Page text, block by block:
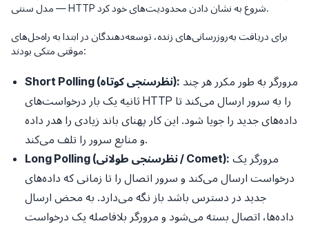
— مدل سنتی HTTP شروع به نشان دادن محدودیت‌های خود کرد.
برای دریافت به‌روزرسانی‌های زنده، توسعه‌دهندگان در ابتدا به راه‌حل‌های
موقتی متکی بودند:
Short Polling (نظرسنجی کوتاه):
ثانیه یک بار درخواست‌های HTTP را به سرور ارسال می‌کند تا
داده‌های جدید را جویا شود. این کار پهنای باند زیادی را هدر داده
و منابع سرور را تلف می‌کند.
Long Polling (نظرسنجی طولانی / Comet):
درخواست ارسال می‌کند و سرور اتصال را تا زمانی که داده‌های
جدید در دسترس باشد باز نگه می‌دارد. به محض ارسال
داده‌ها، اتصال بسته می‌شود و مرورگر بلافاصله یک درخواست